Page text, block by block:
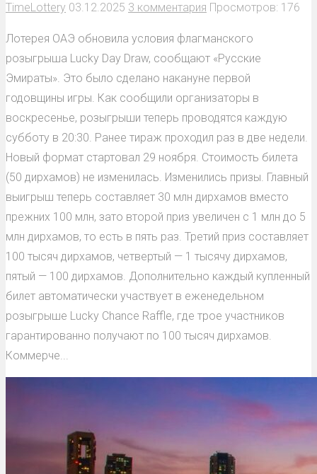
TimeLottery 03.12.2025 3 комментария Просмотров: 176
Лотерея ОАЭ обновила условия флагманского
розыгрыша Lucky Day Draw, сообщают «Русские
Эмираты». Это было сделано накануне первой
годовщины игры. Как сообщили организаторы в
воскресенье, розыгрыши теперь проводятся каждую
субботу в 20:30. Ранее тираж проходил раз в две недели.
Новый формат стартовал 29 ноября. Стоимость билета
(50 дирхамов) не изменилась. Изменились призы. Главный
выигрыш теперь составляет 30 млн дирхамов вместо
прежних 100 млн, зато второй приз увеличен с 1 млн до 5
млн дирхамов, то есть в пять раз. Третий приз составляет
100 тысяч дирхамов, четвертый — 1 тысячу дирхамов,
пятый — 100 дирхамов. Дополнительно каждый купленный
билет автоматически участвует в еженедельном
розыгрыше Lucky Chance Raffle, где трое участников
гарантированно получают по 100 тысяч дирхамов.
Коммерче...